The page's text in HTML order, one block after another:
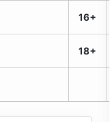
16+
18+